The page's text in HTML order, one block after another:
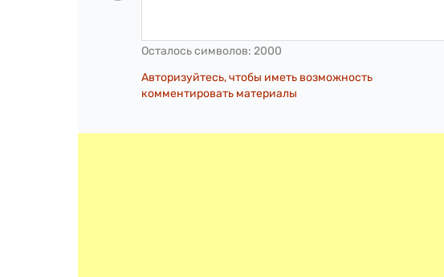
Осталось символов: 2000
Авторизуйтесь, чтобы иметь возможность
комментировать материалы